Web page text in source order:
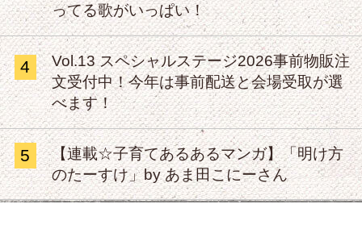
ってる歌がいっぱい！
4
Vol.13 スペシャルステージ2026事前物販注
文受付中！今年は事前配送と会場受取が選
べます！
5
【連載☆子育てあるあるマンガ】「明け方
のたーすけ」by あま田こにーさん